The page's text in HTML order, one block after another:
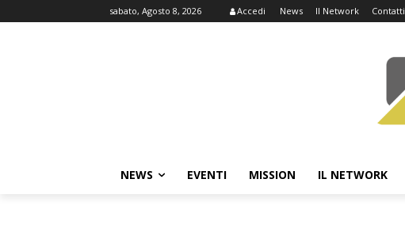
sabato, Agosto 8, 2026 Accedi News Il Network Contatti
NEWS EVENTI MISSION IL NETWORK